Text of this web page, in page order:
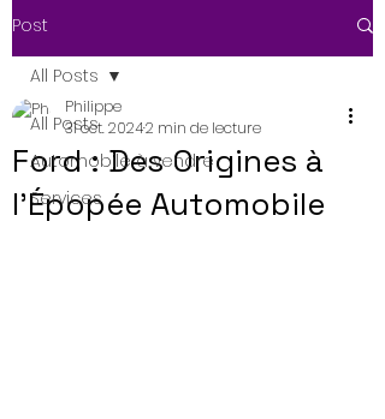
Post
All Posts
Automobile à vendre
Services
All Posts
Ford : Des Origines à
l'Épopée Automobile
Philippe
31 oct. 20242 min de lecture